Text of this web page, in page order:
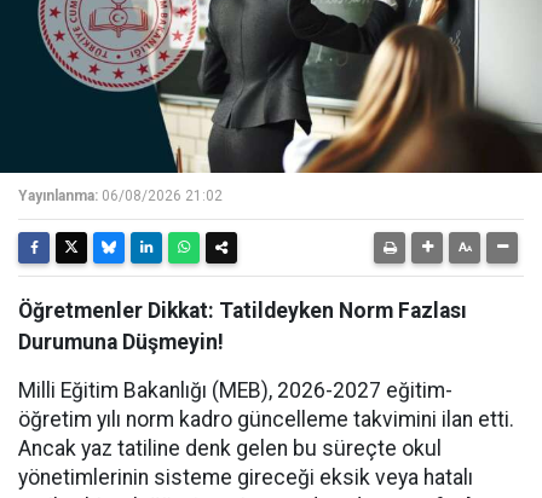
Yayınlanma: 06/08/2026 21:02
Öğretmenler Dikkat: Tatildeyken Norm Fazlası
Durumuna Düşmeyin!
Milli Eğitim Bakanlığı (MEB), 2026-2027 eğitim-
öğretim yılı norm kadro güncelleme takvimini ilan etti.
Ancak yaz tatiline denk gelen bu süreçte okul
yönetimlerinin sisteme gireceği eksik veya hatalı